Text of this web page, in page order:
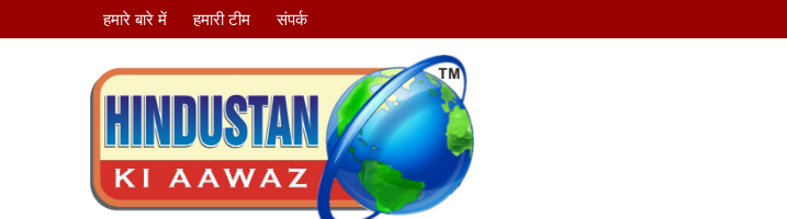
हमारे बारे में हमारी टीम संपर्क